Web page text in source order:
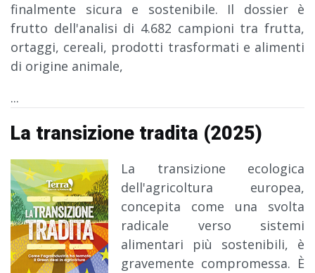
finalmente sicura e sostenibile. Il dossier è
frutto dell'analisi di 4.682 campioni tra frutta,
ortaggi, cereali, prodotti trasformati e alimenti
di origine animale,
...
La transizione tradita (2025)
La transizione ecologica
dell'agricoltura europea,
concepita come una svolta
radicale verso sistemi
alimentari più sostenibili, è
gravemente compromessa. È